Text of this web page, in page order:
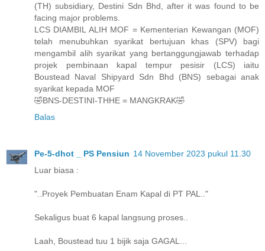
(TH) subsidiary, Destini Sdn Bhd, after it was found to be
facing major problems.
LCS DIAMBIL ALIH MOF = Kementerian Kewangan (MOF)
telah menubuhkan syarikat bertujuan khas (SPV) bagi
mengambil alih syarikat yang bertanggungjawab terhadap
projek pembinaan kapal tempur pesisir (LCS) iaitu
Boustead Naval Shipyard Sdn Bhd (BNS) sebagai anak
syarikat kepada MOF
🤣BNS-DESTINI-THHE = MANGKRAK🤣
Balas
Pe-5-dhot _ PS Pensiun 14 November 2023 pukul 11.30
Luar biasa :
"..Proyek Pembuatan Enam Kapal di PT PAL.."
Sekaligus buat 6 kapal langsung proses..
Laah, Boustead tuu 1 bijik saja GAGAL...